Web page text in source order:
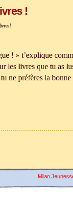
!
!
! » t’explique
les livres que tu as
ne préfères la
Milan